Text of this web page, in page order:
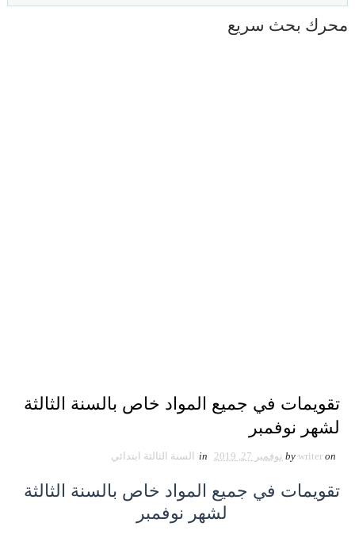
محرك بحث سريع
تقويمات في جميع المواد خاص بالسنة الثالثة
لشهر نوفمبر
by writer on نوفمبر 27, 2019 in السنة الثالثة ابتدائي
تقويمات في جميع المواد خاص بالسنة الثالثة
لشهر نوفمبر